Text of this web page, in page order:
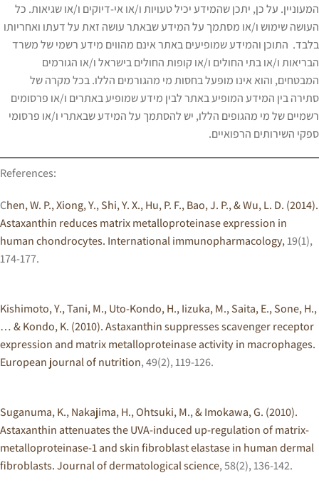
המעוניין. על כן, יתכן שהמידע יכיל טעויות ו/או אי-דיוקים ו/או שגיאות. כל
העושה שימוש ו/או מסתמך על המידע שבאתר עושה זאת על דעתו ואחריותו
בלבד. התוכן והמידע שמופיעים באתר אינם מהווים מידע רשמי של משרד
הבריאות ו/או בתי החולים ו/או קופות החולים בישראל ו/או הגורמים
המבטחים, והוא אינו מופעל בחסות מי מהגורמים הללו. בכל מקרה של
סתירה בין המידע המופיע באתר לבין מידע שמופיע באתרים ו/או פרסומים
רשמיים של מי מהגופים הללו, יש להסתמך על המידע שבאתרי ו/או פרסומי
ספקי השירותים הרפואיים.
References:
Chen, W. P., Xiong, Y., Shi, Y. X., Hu, P. F., Bao, J. P., & Wu, L. D. (2014).
Astaxanthin reduces matrix metalloproteinase expression in
human chondrocytes. International immunopharmacology,19(1),
174-177.
Kishimoto, Y., Tani, M., Uto-Kondo, H., Iizuka, M., Saita, E., Sone, H.,
… & Kondo, K. (2010). Astaxanthin suppresses scavenger receptor
expression and matrix metalloproteinase activity in macrophages.
European journal of nutrition, 49(2), 119-126.
Suganuma, K., Nakajima, H., Ohtsuki, M., & Imokawa, G. (2010).
Astaxanthin attenuates the UVA-induced up-regulation of matrix-
metalloproteinase-1 and skin fibroblast elastase in human dermal
fibroblasts. Journal of dermatological science, 58(2), 136-142.